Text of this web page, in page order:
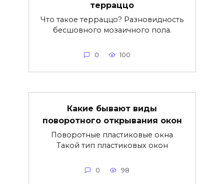
терраццо
Что такое терраццо? Разновидность
бесшовного мозаичного пола.
0 100
Какие бывают виды
поворотного открывания окон
Поворотные пластиковые окна
Такой тип пластиковых окон
0 98